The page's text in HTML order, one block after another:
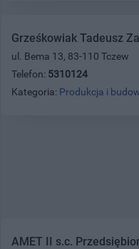
Grześkowiak Tadeusz
ul. Bema 13, 83-110 Tczew
Telefon: 5310124
Kategoria: Produkcja i
AMET II s.c.